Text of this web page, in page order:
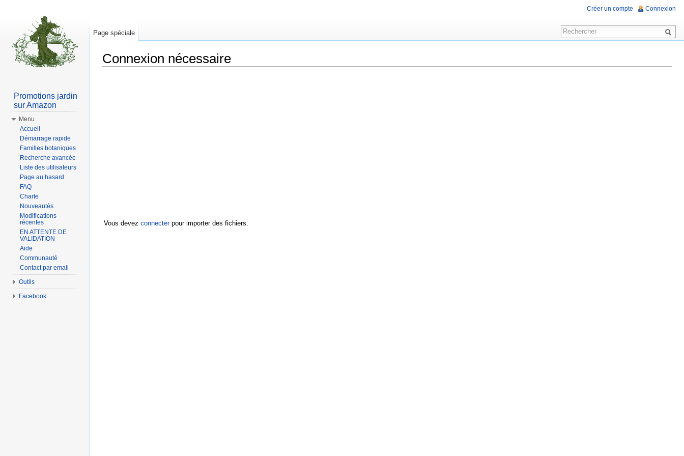
Connexion nécessaire
Vous devez connecterpour importer des fichiers.
Créer un compte Connexion
Page spéciale
Promotions jardin
sur Amazon
Menu
Accueil
Démarrage rapide
Familles botaniques
Recherche avancée
Liste des utilisateurs
Page au hasard
FAQ
Charte
Nouveautés
Modifications
récentes
EN ATTENTE DE
VALIDATION
Aide
Communauté
Contact par email
Outils
Facebook